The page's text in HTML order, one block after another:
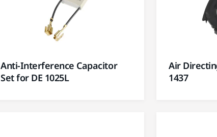
Anti-Interference Capacitor
Set for DE 1025L
Air
1437